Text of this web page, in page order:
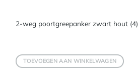
2-weg poortgreepanker zwart hout (4)
TOEVOEGEN AAN WINKELWAGEN